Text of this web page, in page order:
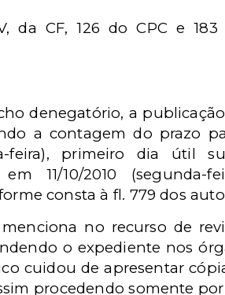
da CF, 126 do CPC e
denegatório, a
a contagem do prazo
feira), primeiro dia útil
11/10/2010
consta à fl. 779 dos
no recurso de
o expediente nos
cuidou de apresentar
procedendo somente